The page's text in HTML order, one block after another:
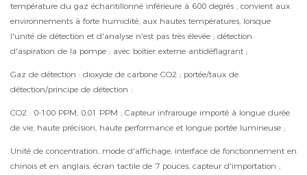
température du gaz échantillonné inférieure à 600 degrés ; convient aux
environnements à forte humidité, aux hautes températures, lorsque
l'unité de détection et d'analyse n'est pas très élevée ; détection
d'aspiration de la pompe ; avec boîtier externe antidéflagrant ;
Gaz de détection : dioxyde de carbone CO2 ; portée/taux de
détection/principe de détection :
CO2 : 0-100 PPM, 0,01 PPM ; Capteur infrarouge importé à longue durée
de vie, haute précision, haute performance et longue portée lumineuse ;
Unité de concentration, mode d'affichage, interface de fonctionnement en
chinois et en anglais, écran tactile de 7 pouces, capteur d'importation ;